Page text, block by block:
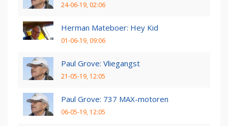
24-06-19, 02:06
Herman Mateboer: Hey Kid
01-06-19, 09:06
Paul Grove: Vliegangst
21-05-19, 12:05
Paul Grove: 737 MAX-motoren
06-05-19, 12:05